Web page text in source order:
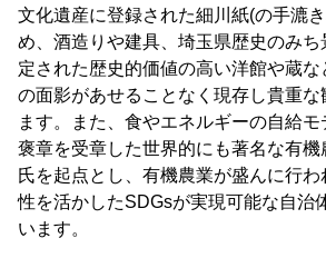
文化遺産に登録された細川紙(の手漉
め、酒造りや建具、埼玉県歴史のみ
定された歴史的価値の高い洋館や蔵
の面影があせることなく現存し貴重
ます。また、食やエネルギーの自給
褒章を受章した世界的にも著名な有
氏を起点とし、有機農業が盛んに行
性を活かしたSDGsが実現可能な自治
います。